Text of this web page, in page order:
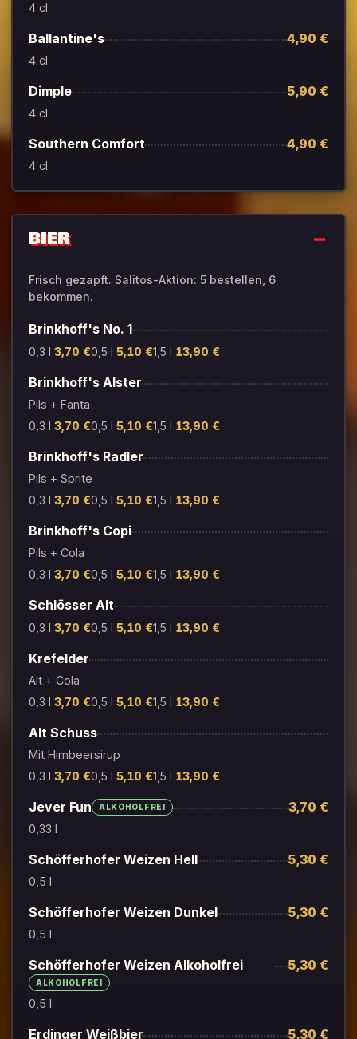
4 cl
Ballantine's 4,90 €
4 cl
Dimple 5,90 €
4 cl
Southern Comfort 4,90 €
4 cl
BIER
Frisch gezapft. Salitos-Aktion: 5 bestellen, 6
bekommen.
Brinkhoff's No. 1
0,3 l 3,70 €0,5 l 5,10 €1,5 l 13,90 €
Brinkhoff's Alster
Pils + Fanta
0,3 l 3,70 €0,5 l 5,10 €1,5 l 13,90 €
Brinkhoff's Radler
Pils + Sprite
0,3 l 3,70 €0,5 l 5,10 €1,5 l 13,90 €
Brinkhoff's Copi
Pils + Cola
0,3 l 3,70 €0,5 l 5,10 €1,5 l 13,90 €
Schlösser Alt
0,3 l 3,70 €0,5 l 5,10 €1,5 l 13,90 €
Krefelder
Alt + Cola
0,3 l 3,70 €0,5 l 5,10 €1,5 l 13,90 €
Alt Schuss
Mit Himbeersirup
0,3 l 3,70 €0,5 l 5,10 €1,5 l 13,90 €
Jever Fun ALKOHOLFREI 3,70 €
0,33 l
Schöfferhofer Weizen Hell 5,30 €
0,5 l
Schöfferhofer Weizen Dunkel 5,30 €
0,5 l
Schöfferhofer Weizen Alkoholfrei
ALKOHOLFREI
5,30 €
0,5 l
Erdinger Weißbier 5,30 €